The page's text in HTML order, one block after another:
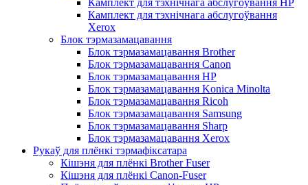
Камплект для тэхнічнага абслугоўвання
Xerox
Блок тэрмазамацавання
Блок тэрмазамацавання Brother
Блок тэрмазамацавання Canon
Блок тэрмазамацавання HP
Блок тэрмазамацавання Konica Minolta
Блок тэрмазамацавання Ricoh
Блок тэрмазамацавання Samsung
Блок тэрмазамацавання Sharp
Блок тэрмазамацавання Xerox
Рукаў для плёнкі тэрмафіксатара
Кішэня для плёнкі Brother Fuser
Кішэня для плёнкі Canon-Fuser